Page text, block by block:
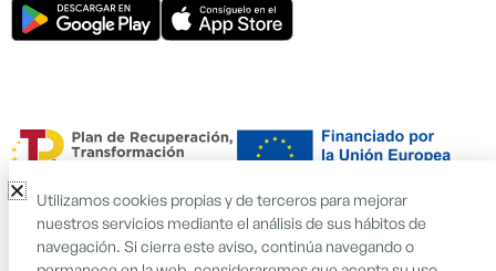
Utilizamos cookies propias y de terceros para mejorar
nuestros servicios mediante el análisis de sus hábitos de
navegación. Si cierra este aviso, continúa navegando o